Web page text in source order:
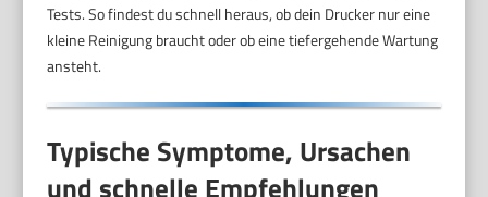
Tests. So findest du schnell heraus, ob dein Drucker nur eine
kleine Reinigung braucht oder ob eine tiefergehende Wartung
ansteht.
Typische Symptome, Ursachen
und schnelle Empfehlungen